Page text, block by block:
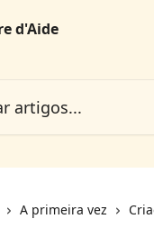
A primeira vez